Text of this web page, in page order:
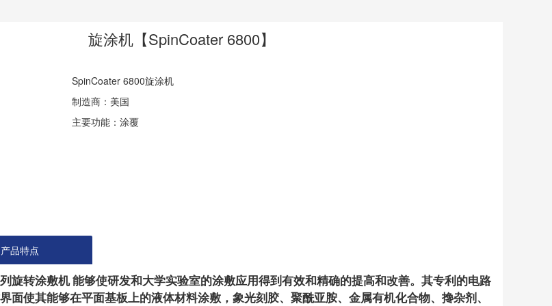
旋涂机【SpinCoater 6800】
SpinCoater 6800旋涂机
制造商：美国
主要功能：涂覆
旋转涂敷机 能够使研发和大学实验室的涂敷应用得到有效和精确的提高和改善。其专利的电路
面使其能够在平面基板上的液体材料涂敷，象光刻胶、聚酰亚胺、金属有机化合物、搀杂剂、
产品特点